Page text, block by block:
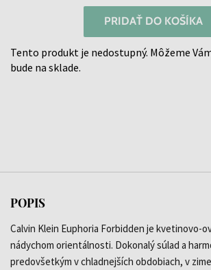
PRIDAŤ DO KOŠÍKA
Tento produkt je nedostupný. Môžeme
bude na sklade.
POPIS
Calvin Klein Euphoria Forbidden je kvetinovo-
nádychom orientálnosti. Dokonalý súlad a
predovšetkým v chladnejších obdobiach, v